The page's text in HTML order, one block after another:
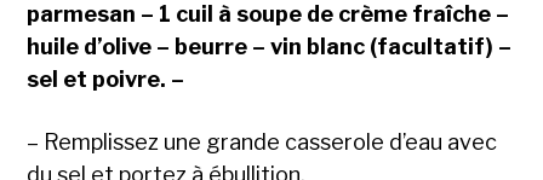
parmesan – 1 cuil à soupe de crème fraîche –
huile d’olive – beurre – vin blanc (facultatif) –
sel et poivre. –
– Remplissez une grande casserole d’eau avec
du sel et portez à ébullition.